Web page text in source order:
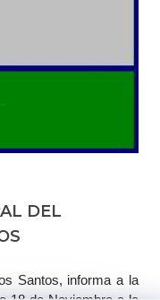
DEL
Santos, informa a la